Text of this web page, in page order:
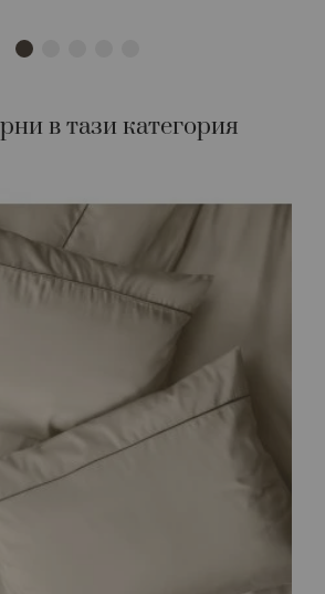
в тази категория